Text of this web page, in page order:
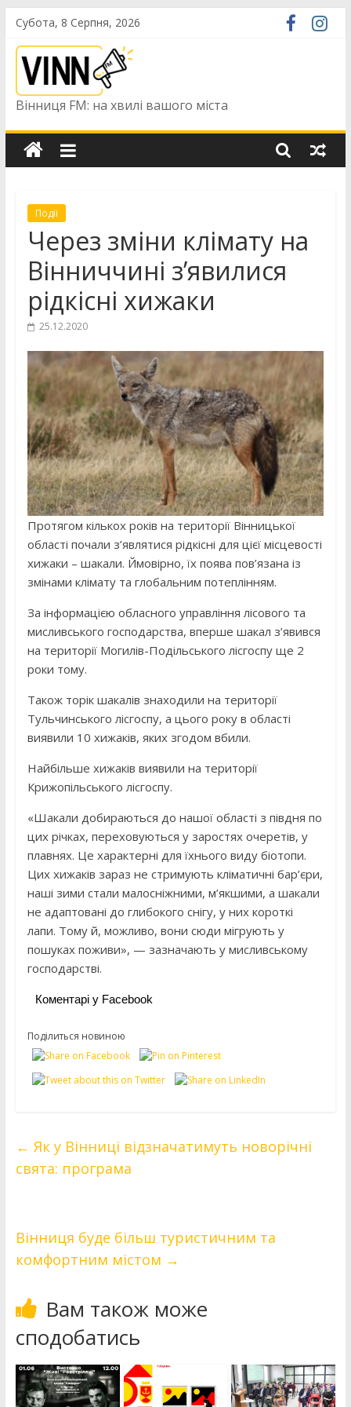
Skip
content
Субота, 8 Серпня, 2026
Вінниця FM: на хвилі вашого міста
Події
Через зміни клімату на
Вінниччині з’явилися
рідкісні хижаки
25.12.2020
Протягом кількох років на території Вінницької
області почали з’являтися рідкісні для цієї місцевості
хижаки – шакали. Ймовірно, їх поява пов’язана із
змінами клімату та глобальним потеплінням.
За інформацією обласного управління лісового та
мисливського господарства, вперше шакал з’явився
на території Могилів-Подільського лісгоспу ще 2
роки тому.
Також торік шакалів знаходили на території
Тульчинського лісгоспу, а цього року в області
виявили 10 хижаків, яких згодом вбили.
Найбільше хижаків виявили на території
Крижопільського лісгоспу.
«Шакали добираються до нашої області з півдня по
цих річках, переховуються у заростях очеретів, у
плавнях. Це характерні для їхнього виду біотопи.
Цих хижаків зараз не стримують кліматичні бар’єри,
наші зими стали малосніжними, м’якшими, а шакали
не адаптовані до глибокого снігу, у них короткі
лапи. Тому й, можливо, вони сюди мігрують у
пошуках поживи», — зазначають у мисливському
господарстві.
Коментарі у Facebook
Поділиться новиною
← Як у Вінниці відзначатимуть новорічні
свята: програма
Вінниця буде більш туристичним та
комфортним містом →
Вам також може
сподобатись